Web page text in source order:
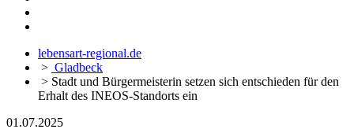
lebensart-regional.de
> Gladbeck
> Stadt und Bürgermeisterin setzen sich entschieden für den
Erhalt des INEOS-Standorts ein
01.07.2025